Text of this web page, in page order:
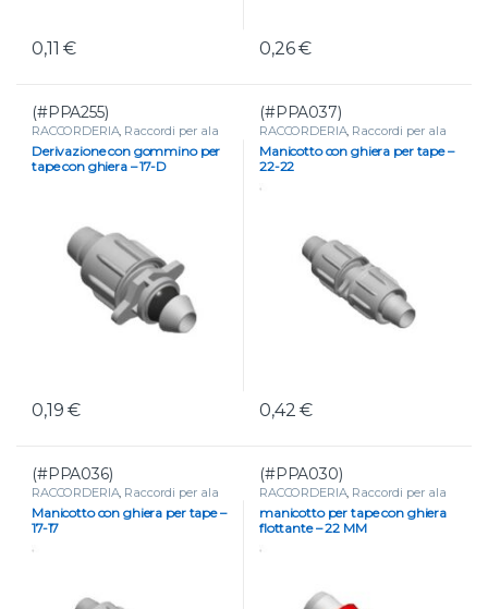
0,11€ 0,26€
(#PPA255)
RACCORDERIA, Raccordi per ala
gocciolante e tape
Derivazione con gommino per
tape con ghiera – 17-D
0,19€
(#PPA037)
RACCORDERIA, Raccordi per ala
gocciolante e tape
Manicotto con ghiera per tape –
22-22
0,42€
(#PPA036)
RACCORDERIA, Raccordi per ala
gocciolante e tape
Manicotto con ghiera per tape –
17-17
(#PPA030)
RACCORDERIA, Raccordi per ala
gocciolante e tape
manicotto per tape con ghiera
flottante – 22 MM